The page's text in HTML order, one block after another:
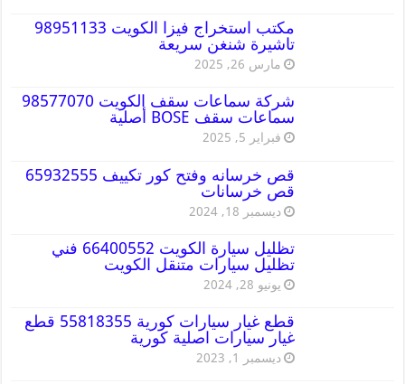
مكتب استخراج فيزا الكويت 98951133
تاشيرة شنغن سريعة
مارس 26, 2025
شركة سماعات سقف الكويت 98577070
سماعات سقف BOSE أصلية
فبراير 5, 2025
قص خرسانه وفتح كور تكييف 65932555
قص خرسانات
ديسمبر 18, 2024
تظليل سيارة الكويت 66400552 فني
تظليل سيارات متنقل الكويت
يونيو 28, 2024
قطع غيار سيارات كورية 55818355 قطع
غيار سيارات اصلية كورية
ديسمبر 1, 2023